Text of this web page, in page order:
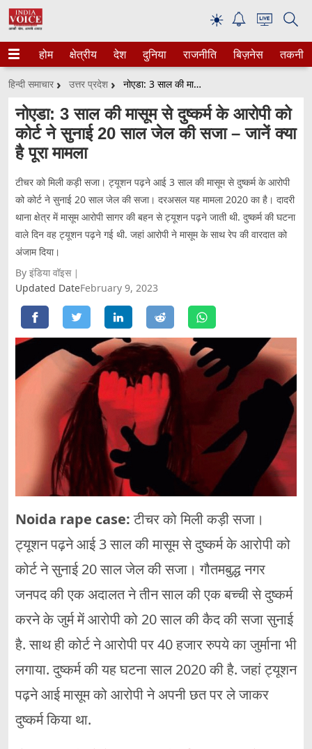
☀
होम क्षेत्रीय देश दुनिया राजनीति बिज़नेस तकनीक
हिन्दी समाचार उत्तर प्रदेश नोएडा: 3 साल की मासूम से दुष्कर्म के आरोपी को कोर्ट ने सुनाई 20 साल जेल की सजा – जानें क्या है पूरा मामला
नोएडा: 3 साल की मासूम से दुष्कर्म के आरोपी को
कोर्ट ने सुनाई 20 साल जेल की सजा – जानें क्या
है पूरा मामला
टीचर को मिली कड़ी सजा। ट्यूशन पढ़ने आई 3 साल की मासूम से दुष्कर्म के आरोपी
को कोर्ट ने सुनाई 20 साल जेल की सजा। दरअसल यह मामला 2020 का है। दादरी
थाना क्षेत्र में मासूम आरोपी सागर की बहन से ट्यूशन पढ़ने जाती थी. दुष्कर्म की घटना
वाले दिन वह ट्यूशन पढ़ने गई थी. जहां आरोपी ने मासूम के साथ रेप की वारदात को
अंजाम दिया।
By इंडिया वॉइस
Updated DateFebruary 9, 2023
Noida rape case:टीचर को मिली कड़ी सजा।
ट्यूशन पढ़ने आई 3 साल की मासूम से दुष्कर्म के आरोपी को
कोर्ट ने सुनाई 20 साल जेल की सजा। गौतमबुद्ध नगर
जनपद की एक अदालत ने तीन साल की एक बच्ची से दुष्कर्म
करने के जुर्म में आरोपी को 20 साल की कैद की सजा सुनाई
है. साथ ही कोर्ट ने आरोपी पर 40 हजार रुपये का जुर्माना भी
लगाया. दुष्कर्म की यह घटना साल 2020 की है. जहां ट्यूशन
पढ़ने आई मासूम को आरोपी ने अपनी छत पर ले जाकर
दुष्कर्म किया था.